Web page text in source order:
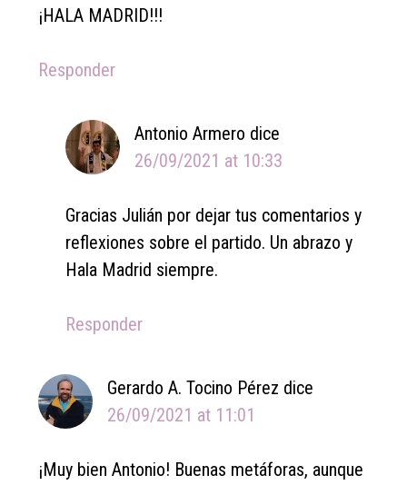
¡HALA MADRID!!!
Responder
Antonio Armero dice
26/09/2021 at 10:33
Gracias Julián por dejar tus comentarios y
reflexiones sobre el partido. Un abrazo y
Hala Madrid siempre.
Responder
Gerardo A. Tocino Pérez dice
26/09/2021 at 11:01
¡Muy bien Antonio! Buenas metáforas, aunque